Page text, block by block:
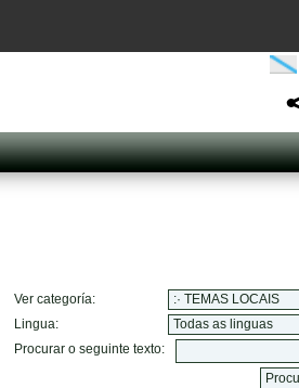
Ver categoría:
Lingua:
Procurar o seguinte texto: